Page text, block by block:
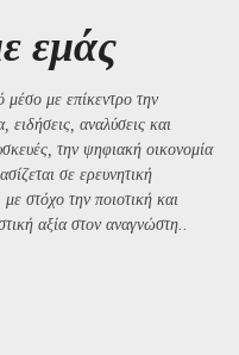
εμάς
μέσο με επίκεντρο την
ειδήσεις, αναλύσεις και
την ψηφιακή οικονομία
σε ερευνητική
στόχο την ποιοτική και
αξία στον αναγνώστη..